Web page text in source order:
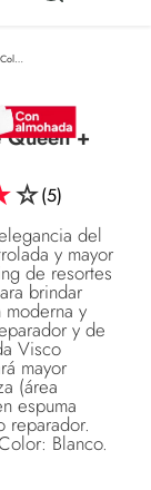
Spring Combo Colchón Tech Ellite Queen + Almohada Visco Cervical
Queen +
☆(5)
del
y mayor
de resortes
brindar
y
y de
Visco
mayor
(área
espuma
reparador.
Blanco.